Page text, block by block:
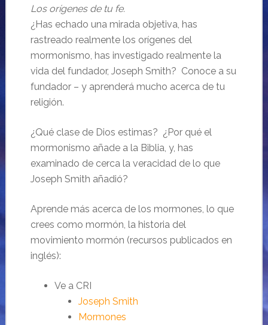
Los orígenes de tu fe.
¿Has echado una mirada objetiva, has
rastreado realmente los orígenes del
mormonismo, has investigado realmente la
vida del fundador, Joseph Smith? Conoce a su
fundador – y aprenderá mucho acerca de tu
religión.
¿Qué clase de Dios estimas? ¿Por qué el
mormonismo añade a la Biblia, y, has
examinado de cerca la veracidad de lo que
Joseph Smith añadió?
Aprende más acerca de los mormones, lo que
crees como mormón, la historia del
movimiento mormón (recursos publicados en
inglés):
Ve a CRI
Joseph Smith
Mormones